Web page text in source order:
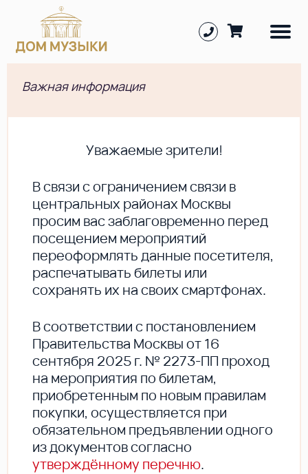
Важная информация
Уважаемые зрители!
В cвязи с ограничением связи в
центральных районах Москвы
просим вас заблаговременно перед
посещением мероприятий
переоформлять данные посетителя,
распечатывать билеты или
сохранять их на своих смартфонах.
В соответствии с постановлением
Правительства Москвы от 16
сентября 2025 г. № 2273-ПП проход
на мероприятия по билетам,
приобретенным по новым правилам
покупки, осуществляется при
обязательном предъявлении одного
из документов согласно
утверждённому перечню.